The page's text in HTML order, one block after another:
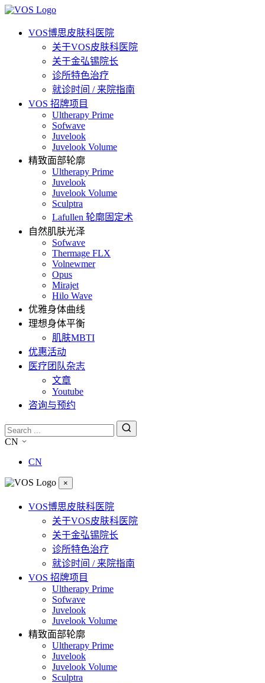
VOS博思皮肤科医院
关于VOS皮肤科医院
关于金弘锡院长
诊所特色治疗
就诊时间 / 来院指南
VOS 招牌项目
Ultherapy Prime
Sofwave
Juvelook
Juvelook Volume
精致面部轮廓
Ultherapy Prime
Juvelook
Juvelook Volume
Sculptra
Lafullen 轮廓固定术
自然肌肤光泽
Sofwave
Thermage FLX
Volnewmer
Opus
Mirajet
Hilo Wave
优雅身体曲线
理想身体平衡
肌肤MBTI
优惠活动
医疗团队杂志
文章
Youtube
咨询与预约
CN
CN
×
VOS博思皮肤科医院
关于VOS皮肤科医院
关于金弘锡院长
诊所特色治疗
就诊时间 / 来院指南
VOS 招牌项目
Ultherapy Prime
Sofwave
Juvelook
Juvelook Volume
精致面部轮廓
Ultherapy Prime
Juvelook
Juvelook Volume
Sculptra